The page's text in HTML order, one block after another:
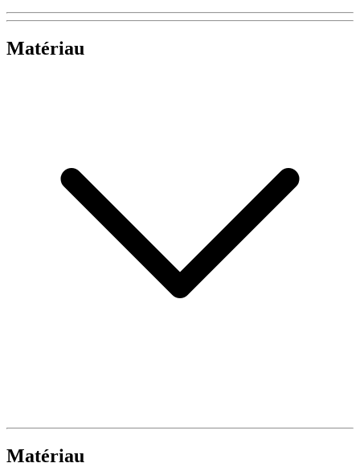
Matériau
Matériau